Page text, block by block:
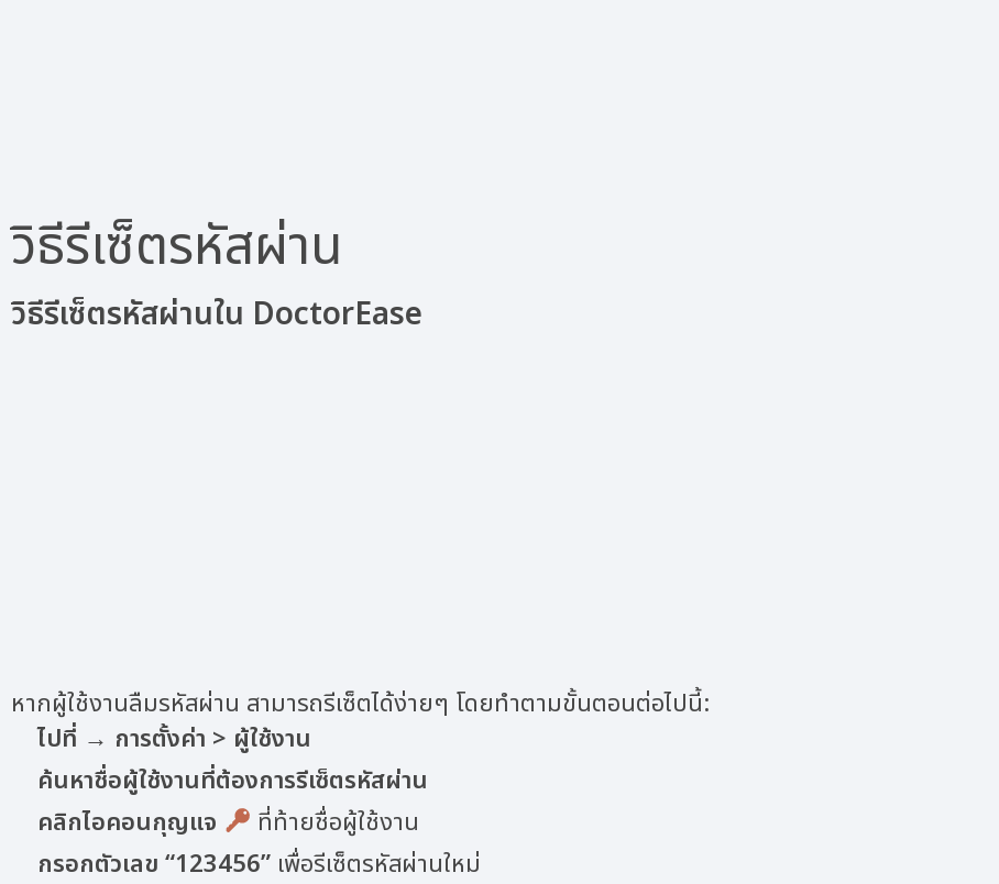
วิธีรีเซ็ตรหัสผ่าน
วิธีรีเซ็ตรหัสผ่านใน DoctorEase
หากผู้ใช้งานลืมรหัสผ่าน สามารถรีเซ็ตได้ง่ายๆ โดยทำตามขั้นตอนต่อไปนี้:
ไปที่ → การตั้งค่า > ผู้ใช้งาน
ค้นหาชื่อผู้ใช้งานที่ต้องการรีเซ็ตรหัสผ่าน
คลิกไอคอนกุญแจ
ที่ท้ายชื่อผู้ใช้งาน
กรอกตัวเลข “123456” เพื่อรีเซ็ตรหัสผ่านใหม่